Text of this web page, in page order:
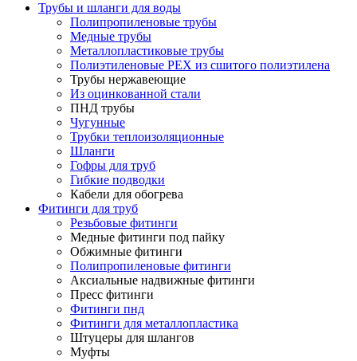
Трубы и шланги для воды
Полипропиленовые трубы
Медные трубы
Металлопластиковые трубы
Полиэтиленовые PEX из сшитого полиэтилена
Трубы нержавеющие
Из оцинкованной стали
ПНД трубы
Чугунные
Трубки теплоизоляционные
Шланги
Гофры для труб
Гибкие подводки
Кабели для обогрева
Фитинги для труб
Резьбовые фитинги
Медные фитинги под пайку
Обжимные фитинги
Полипропиленовые фитинги
Аксиальные надвижные фитинги
Пресс фитинги
Фитинги пнд
Фитинги для металлопластика
Штуцеры для шлангов
Муфты